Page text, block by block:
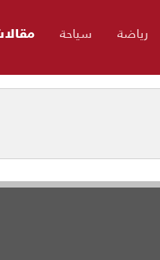
رياضة سياحة